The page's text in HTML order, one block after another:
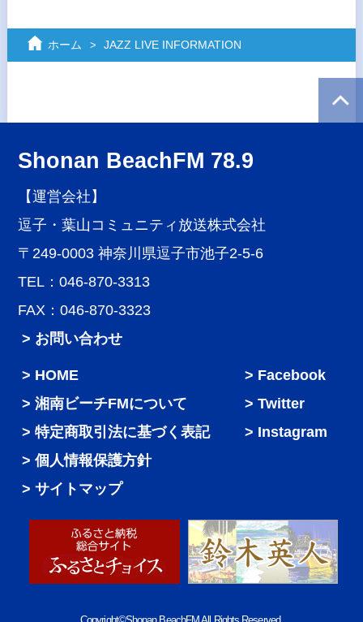
ホーム JAZZ LIVE INFORMATION
Shonan BeachFM 78.9
【運営会社】
逗子・葉山コミュニティ放送株式会社
〒249-0003 神奈川県逗子市池子2-5-6
TEL：046-870-3313
FAX：046-870-3323
> お問い合わせ
HOME
湘南ビーチFMについて
特定商取引法に基づく表記
個人情報保護方針
サイトマップ
Facebook
Twitter
Instagram